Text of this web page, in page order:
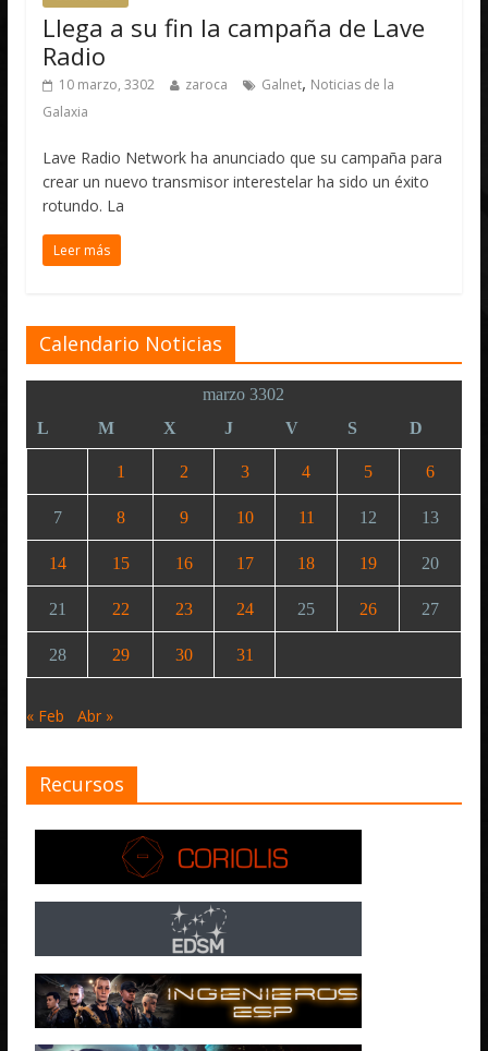
Llega a su fin la campaña de Lave
Radio
10 marzo, 3302 zaroca Galnet, Noticias de la
Galaxia
Lave Radio Network ha anunciado que su campaña para
crear un nuevo transmisor interestelar ha sido un éxito
rotundo. La
Leer más
Calendario Noticias
marzo 3302
L
M X J V S D
1 2 3 4 5 6
7 8 9 10 11 12 13
14 15 16 17 18 19 20
21 22 23 24 25 26 27
28 29 30 31
« Feb Abr »
Recursos